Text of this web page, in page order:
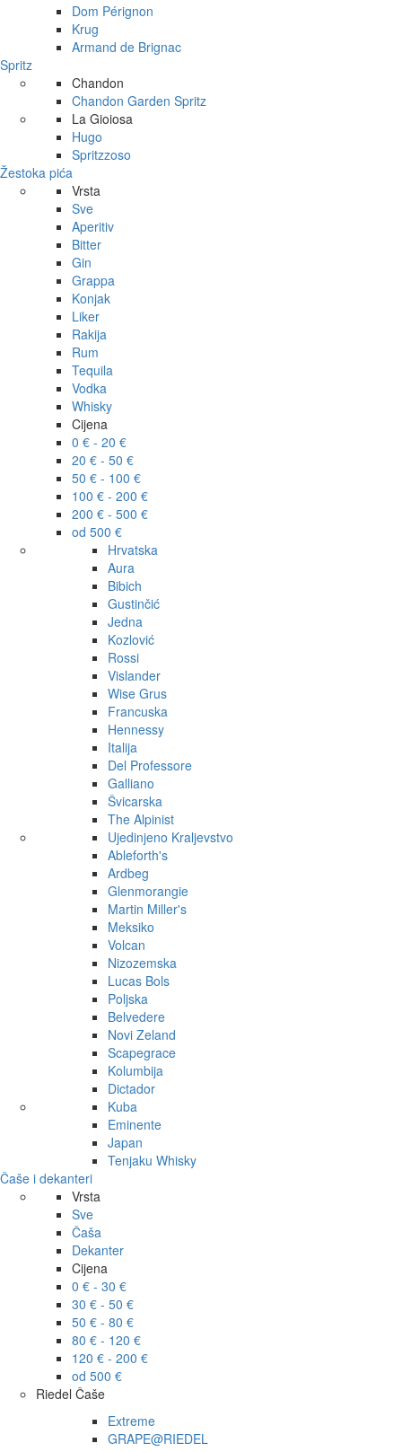
Dom Pérignon
Krug
Armand de Brignac
Spritz
Chandon
Chandon Garden Spritz
La Gioiosa
Hugo
Spritzzoso
Žestoka pića
Vrsta
Sve
Aperitiv
Bitter
Gin
Grappa
Konjak
Liker
Rakija
Rum
Tequila
Vodka
Whisky
Cijena
0 € - 20 €
20 € - 50 €
50 € - 100 €
100 € - 200 €
200 € - 500 €
od 500 €
Hrvatska
Aura
Bibich
Gustinčić
Jedna
Kozlović
Rossi
Vislander
Wise Grus
Francuska
Hennessy
Italija
Del Professore
Galliano
Švicarska
The Alpinist
Ujedinjeno Kraljevstvo
Ableforth's
Ardbeg
Glenmorangie
Martin Miller's
Meksiko
Volcan
Nizozemska
Lucas Bols
Poljska
Belvedere
Novi Zeland
Scapegrace
Kolumbija
Dictador
Kuba
Eminente
Japan
Tenjaku Whisky
Čaše i dekanteri
Vrsta
Sve
Čaša
Dekanter
Cijena
0 € - 30 €
30 € - 50 €
50 € - 80 €
80 € - 120 €
120 € - 200 €
od 500 €
Riedel Čaše
Extreme
GRAPE@RIEDEL